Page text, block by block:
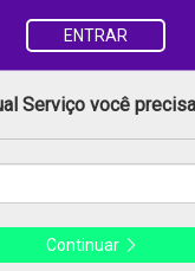
ENTRAR
Serviço você
Continuar